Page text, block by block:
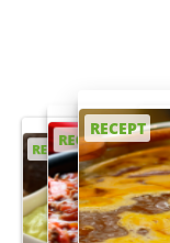
RECEPT
RECEPT
RECEPT